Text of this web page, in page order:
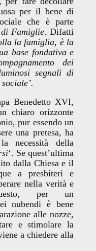
per il bene di
che è parte
Famiglie. Difatti
la famiglia, è la
base fondativa e
dei
segnali di
Benedetto XVI,
chiaro orizzonte
pur essendo un
una pretesa, ha
necessità della
‘. Se quest’ultima
dalla Chiesa e il
a presbiteri e
nella verità e
per un
nubendi è bene
alle nozze,
e stimolare la
a chiedere alla